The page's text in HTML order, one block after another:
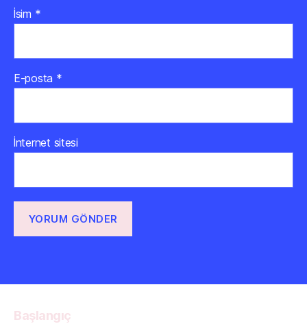
İsim *
E-posta *
İnternet sitesi
Başlangıç